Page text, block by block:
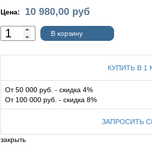
Цена: 10 980,00 руб
В корзину
КУПИТЬ В 1
От 50 000 руб. - скидка 4%
От 100 000 руб. - скидка 8%
ЗАПРОСИТЬ
закрыть